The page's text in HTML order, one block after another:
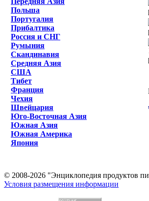
Польша
Португалия
Прибалтика
Россия и СНГ
Румыния
Скандинавия
Средняя Азия
США
Тибет
Франция
Чехия
Швейцария
Юго-Восточная Азия
Южная Азия
Южная Америка
Япония
© 2008-2026 "Энциклопедия продуктов
Условия размещения информации